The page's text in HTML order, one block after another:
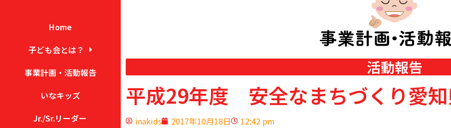
Home
子ども会とは？
事業計画・活動報告
いなキッズ
Jr./Sr.リーダー
活動報告
平成29年度 安全なまちづくり愛
inakids 2017年10月18日
12:42 pm